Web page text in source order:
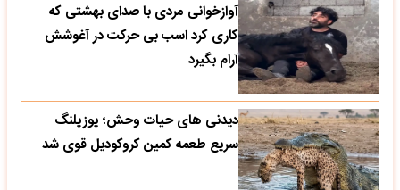
آوازخوانی مردی با صدای بهشتی که
کاری کرد اسب بی حرکت در آغوشش
آرام بگیرد
دیدنی های حیات وحش؛ یوزپلنگ
سریع طعمه کمین کروکودیل قوی شد